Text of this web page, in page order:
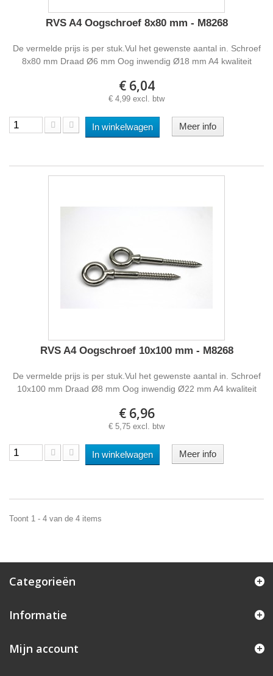
RVS A4 Oogschroef 8x80 mm - M8268
De vermelde prijs is per stuk.Vul het gewenste aantal in. Schroef
8x80 mm Draad Ø6 mm Oog inwendig Ø18 mm A4 kwaliteit
€ 6,04
€ 4,99 excl. btw
In winkelwagen Meer info
RVS A4 Oogschroef 10x100 mm - M8268
De vermelde prijs is per stuk.Vul het gewenste aantal in. Schroef
10x100 mm Draad Ø8 mm Oog inwendig Ø22 mm A4 kwaliteit
€ 6,96
€ 5,75 excl. btw
In winkelwagen Meer info
Toont 1 - 4 van de 4 items
Categorieën
Informatie
Mijn account